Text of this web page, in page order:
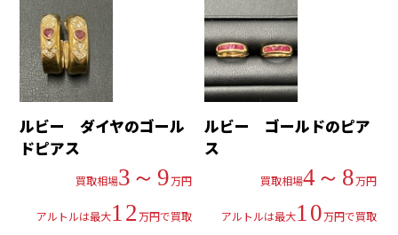
ルビー ダイヤのゴール
ドピアス
買取相場3～9万円
アルトルは最大12万円で買取
ルビー ゴールドのピア
ス
買取相場4～8万円
アルトルは最大10万円で買取